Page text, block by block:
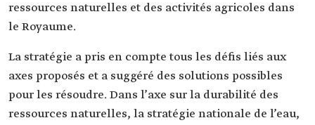
ressources naturelles et des activités agricoles dans
le Royaume.
La stratégie a pris en compte tous les défis liés aux
axes proposés et a suggéré des solutions possibles
pour les résoudre. Dans l’axe sur la durabilité des
ressources naturelles, la stratégie nationale de l’eau,